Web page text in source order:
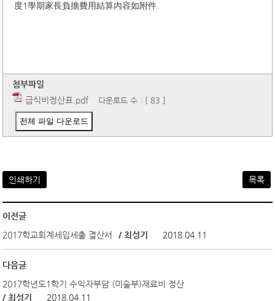
度1學期家長負擔費用結算內容如附件。
첨부파일
급식비정산표.pdf 다운로드 수 : [ 83 ]
전체 파일 다운로드
인쇄하기 목록
이전글
2017학교회계세입세출 결산서
/ 최성기 2018.04.11
다음글
2017학년도1학기 수익자부담 (미술부)재료비 정산
/ 최성기
2018.04.11